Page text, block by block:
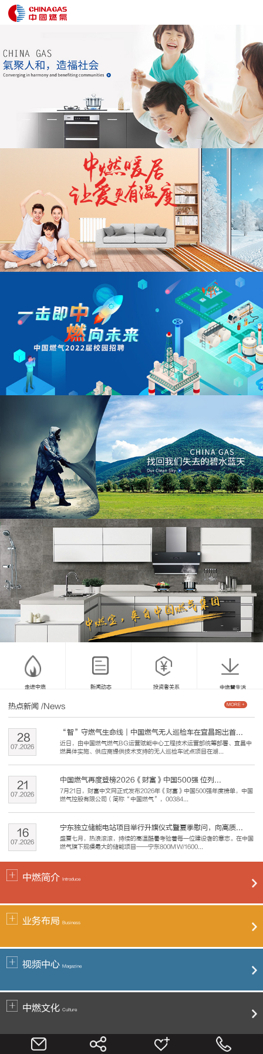
走进中燃 新闻动态 投资者关系 中燃慧生活
热点新闻 /News
“智”守燃气生命线｜中国燃气无人巡检车在宜昌跑出首...
近日，由中国燃气燃气BG运营赋能中心工程技术运营部统筹部署、宜昌中
燃具体实施、供应商提供技术支持的无人巡检车试点项目在湖...
07.2026
28
中国燃气再度登榜2026《财富》中国500强 位列...
7月21日，财富中文网正式发布2026年《财富》中国500强年度榜单，中国
燃气控股有限公司（简称“中国燃气”，00384...
07.2026
21
宁东独立储能电站项目举行升旗仪式暨夏季慰问，向高质...
盛夏七月，热浪滚滚，持续的高温酷暑考验着每一位建设者的意志。在中国
燃气旗下规模最大的储能项目——宁东800MW/1600...
07.2026
16
MORE +
中燃简介 Introduce
业务布局 Business
视频中心 Magazine
中燃文化 Culture